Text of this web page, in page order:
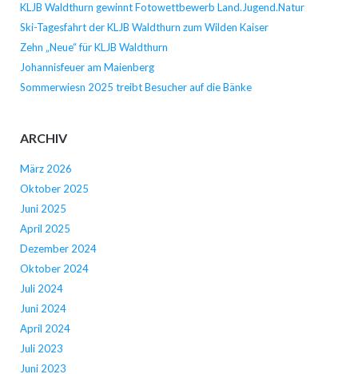
KLJB Waldthurn gewinnt Fotowettbewerb Land.Jugend.Natur
Ski-Tagesfahrt der KLJB Waldthurn zum Wilden Kaiser
Zehn „Neue“ für KLJB Waldthurn
Johannisfeuer am Maienberg
Sommerwiesn 2025 treibt Besucher auf die Bänke
ARCHIV
März 2026
Oktober 2025
Juni 2025
April 2025
Dezember 2024
Oktober 2024
Juli 2024
Juni 2024
April 2024
Juli 2023
Juni 2023